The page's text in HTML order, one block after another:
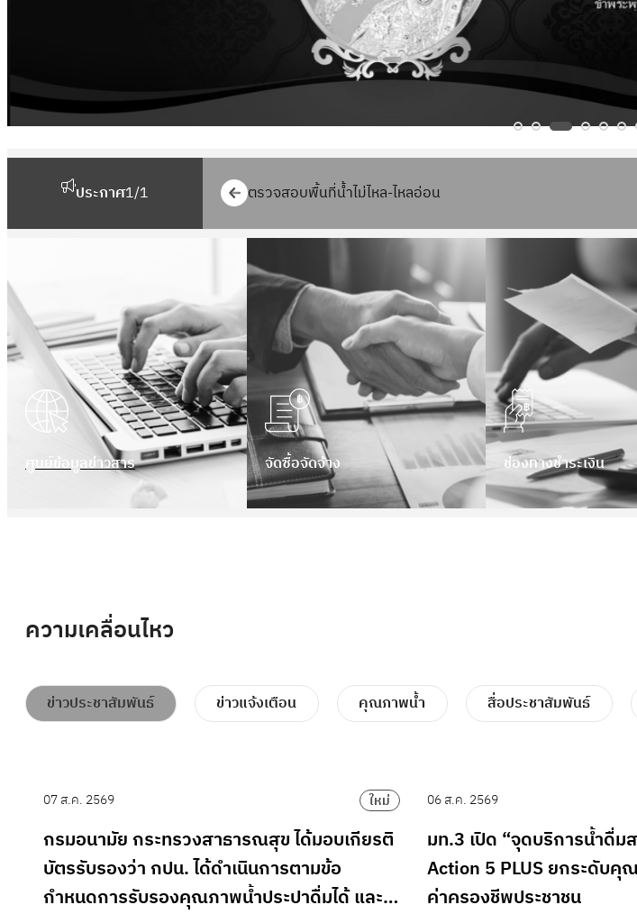
ประกาศ1/1 ตรวจสอบพื้นที่น้ำไม่ไหล-ไหลอ่อน
ศูนย์ข้อมูลข่าวสาร จัดซื้อจัดจ้าง ช่องทางชำระเงิน
ความเคลื่อนไหว
ข่าวประชาสัมพันธ์ ข่าวแจ้งเตือน คุณภาพน้ำ สื่อประชาสัมพันธ์
07 ส.ค. 2569 ใหม่
กรมอนามัย กระทรวงสาธารณสุข ได้มอบเกียรติ
บัตรรับรองว่า กปน. ได้ดำเนินการตามข้อ
กำหนดการรับรองคุณภาพน้ำประปาดื่มได้ และมี
06 ส.ค. 2569
มท.3 เปิด “จุดบริการน้ำดื่ม
Action 5 PLUS ยกระดับคุ
ค่าครองชีพประชาชน